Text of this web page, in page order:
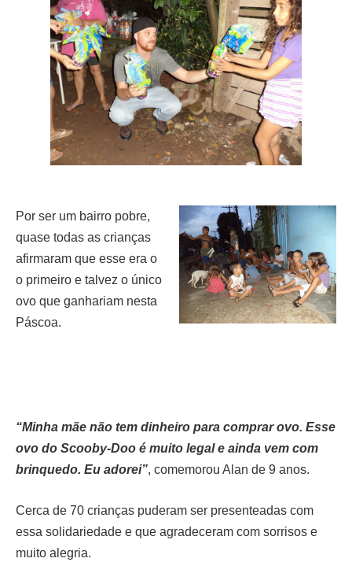
Por ser um bairro pobre,
quase todas as crianças
afirmaram que esse era o
o primeiro e talvez o único
ovo que ganhariam nesta
Páscoa.
“Minha mãe não tem dinheiro para comprar ovo. Esse
ovo do Scooby-Doo é muito legal e ainda vem com
brinquedo. Eu adorei”, comemorou Alan de 9 anos.
Cerca de 70 crianças puderam ser presenteadas com
essa solidariedade e que agradeceram com sorrisos e
muito alegria.